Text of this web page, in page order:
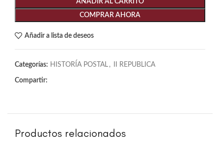
AÑADIR AL CARRITO
COMPRAR AHORA
Añadir a lista de deseos
Categorías: HISTORÍA POSTAL , II REPUBLICA
Compartir:
Productos relacionados